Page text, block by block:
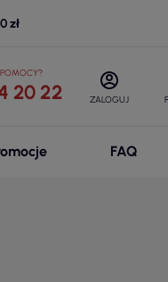
zł
20 22 ZALOGUJ
FAQ